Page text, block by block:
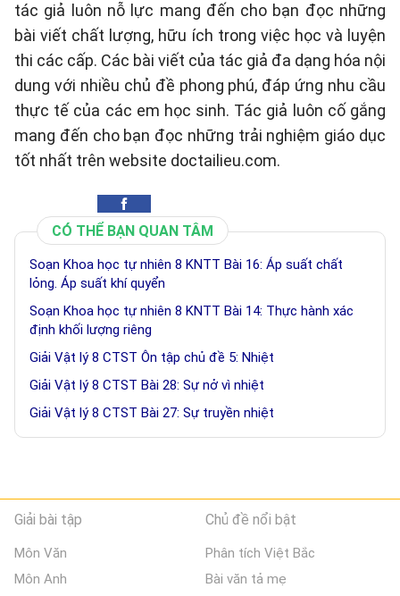
tác giả luôn nỗ lực mang đến cho bạn đọc những
bài viết chất lượng, hữu ích trong việc học và luyện
thi các cấp. Các bài viết của tác giả đa dạng hóa nội
dung với nhiều chủ đề phong phú, đáp ứng nhu cầu
thực tế của các em học sinh. Tác giả luôn cố gắng
mang đến cho bạn đọc những trải nghiệm giáo dục
tốt nhất trên website doctailieu.com.
CÓ THỂ BẠN QUAN TÂM
Soạn Khoa học tự nhiên 8 KNTT Bài 16: Áp suất chất
lỏng. Áp suất khí quyển
Soạn Khoa học tự nhiên 8 KNTT Bài 14: Thực hành xác
định khối lượng riêng
Giải Vật lý 8 CTST Ôn tập chủ đề 5: Nhiệt
Giải Vật lý 8 CTST Bài 28: Sự nở vì nhiệt
Giải Vật lý 8 CTST Bài 27: Sự truyền nhiệt
Giải bài tập
Môn Văn
Môn Anh
Chủ đề nổi bật
Phân tích Việt Bắc
Bài văn tả mẹ